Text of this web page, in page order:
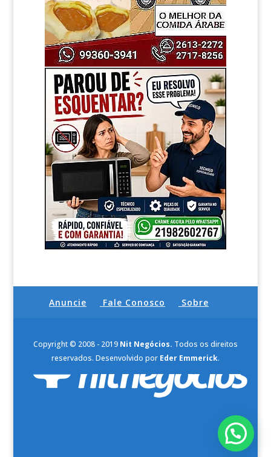
Anuncie Fale Conosco Sobre
Copyright © 2008 - 2019 Nit Negócios. Todos os direitos
reservados. Desenvolvido por Eder Emmerick.